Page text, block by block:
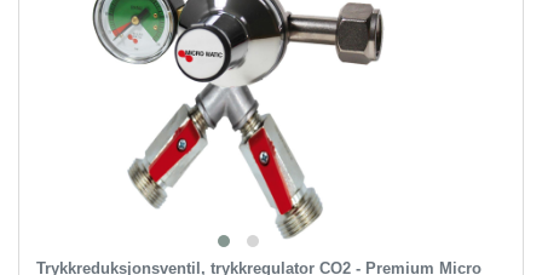
Trykkreduksjonsventil, trykkregulator CO2 - Premium Micro